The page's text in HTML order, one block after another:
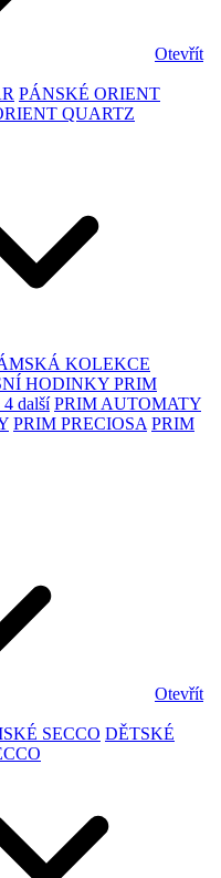
Otevřít
PÁNSKÉ ORIENT
QUARTZ
KOLEKCE
HODINKY PRIM
4 další PRIM AUTOMATY
PRIM PRECIOSA PRIM
Otevřít
SECCO DĚTSKÉ